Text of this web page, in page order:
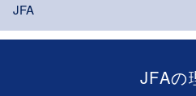
JFA
JFAの